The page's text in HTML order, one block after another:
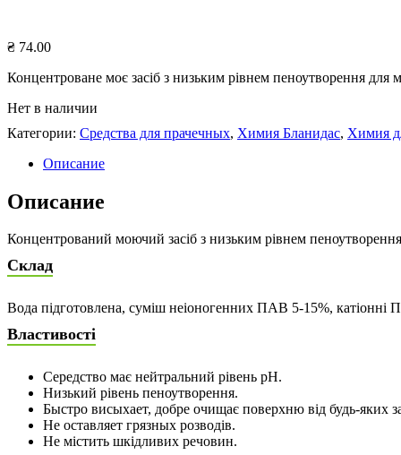
₴ 74.00
Концентроване моє засіб з низьким рівнем пеноутворення для
Нет в наличии
Категории: Средства для прачечных, Химия Бланидас, Химия
Описание
Описание
Концентрований моючий засіб з низьким рівнем
Склад
Вода підготовлена, суміш неіоногенних ПАВ 5-15%, катіонні
Властивості
Середство має нейтральний рівень рН.
Низький рівень пеноутворення.
Быстро висыхает, добре очищає поверхню від будь-яких
Не оставляет грязных розводів.
Не містить шкідливих речовин.